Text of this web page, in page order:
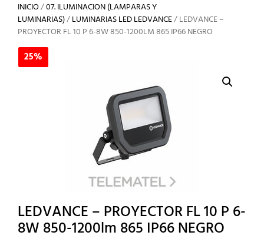
INICIO/07. ILUMINACION (LAMPARAS Y
LUMINARIAS)/LUMINARIAS LED LEDVANCE/ LEDVANCE –
PROYECTOR FL 10 P 6-8W 850-1200LM 865 IP66 NEGRO
25%
LEDVANCE – PROYECTOR FL 10 P 6-
8W 850-1200lm 865 IP66 NEGRO
25%